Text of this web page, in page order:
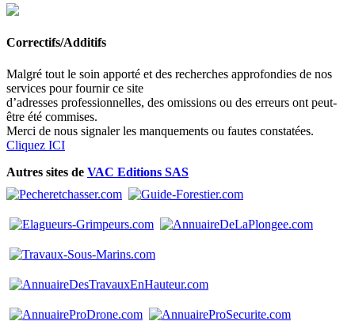
Correctifs/Additifs
Malgré tout le soin apporté et des recherches approfondies de nos
services pour fournir ce site
d’adresses professionnelles, des omissions ou des erreurs ont peut-
être été commises.
Merci de nous signaler les manquements ou fautes constatées.
Cliquez ICI
Autres sites de VAC Editions SAS